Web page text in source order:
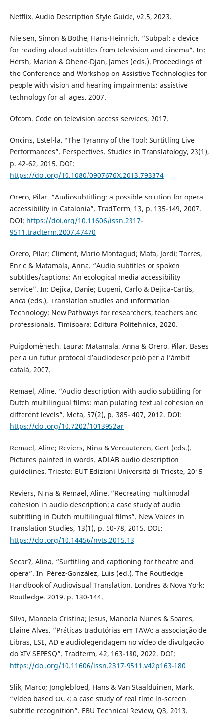
Netflix. Audio Description Style Guide, v2.5, 2023.
Nielsen, Simon & Bothe, Hans-Heinrich. “Subpal: a device
for reading aloud subtitles from television and cinema”. In:
Hersh, Marion & Ohene-Djan, James (eds.). Proceedings of
the Conference and Workshop on Assistive Technologies for
people with vision and hearing impairments: assistive
technology for all ages, 2007.
Ofcom. Code on television access services, 2017.
Oncins, Estel•la. “The Tyranny of the Tool: Surtitling Live
Performances”. Perspectives. Studies in Translatology, 23(1),
p. 42-62, 2015. DOI:
https://doi.org/10.1080/0907676X.2013.793374
Orero, Pilar. “Audiosubtitling: a possible solution for opera
accessibility in Catalonia”. TradTerm, 13, p. 135-149, 2007.
DOI: https://doi.org/10.11606/issn.2317-
9511.tradterm.2007.47470
Orero, Pilar; Climent, Mario Montagud; Mata, Jordi; Torres,
Enric & Matamala, Anna. “Audio subtitles or spoken
subtitles/captions: An ecological media accessibility
service”. In: Dejica, Danie; Eugeni, Carlo & Dejica-Cartis,
Anca (eds.), Translation Studies and Information
Technology: New Pathways for researchers, teachers and
professionals. Timisoara: Editura Politehnica, 2020.
Puigdomènech, Laura; Matamala, Anna & Orero, Pilar. Bases
per a un futur protocol d’audiodescripció per a l’àmbit
català, 2007.
Remael, Aline. “Audio description with audio subtitling for
Dutch multilingual films: manipulating textual cohesion on
different levels”. Meta, 57(2), p. 385- 407, 2012. DOI:
https://doi.org/10.7202/1013952ar
Remael, Aline; Reviers, Nina & Vercauteren, Gert (eds.).
Pictures painted in words. ADLAB audio description
guidelines. Trieste: EUT Edizioni Università di Trieste, 2015
Reviers, Nina & Remael, Aline. “Recreating multimodal
cohesion in audio description: a case study of audio
subtitling in Dutch multilingual films”. New Voices in
Translation Studies, 13(1), p. 50-78, 2015. DOI:
https://doi.org/10.14456/nvts.2015.13
Secar?, Alina. “Surtitling and captioning for theatre and
opera”. In: Pérez-González, Luis (ed.). The Routledge
Handbook of Audiovisual Translation. Londres & Nova York:
Routledge, 2019. p. 130-144.
Silva, Manoela Cristina; Jesus, Manoela Nunes & Soares,
Elaine Alves. “Práticas tradutórias em TAVA: a associação de
Libras, LSE, AD e audiolegendagem no vídeo de divulgação
do XIV SEPESQ”. Tradterm, 42, 163-180, 2022. DOI:
https://doi.org/10.11606/issn.2317-9511.v42p163-180
Slik, Marco; Jonglebloed, Hans & Van Staalduinen, Mark.
“Video based OCR: a case study of real time in-screen
subtitle recognition”. EBU Technical Review, Q3, 2013.